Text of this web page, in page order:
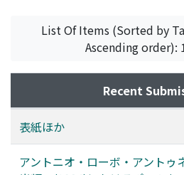
List Of Items (Sorted by
Ascending order):
Recent
表紙ほか
アントニオ・ローボ・アントゥ